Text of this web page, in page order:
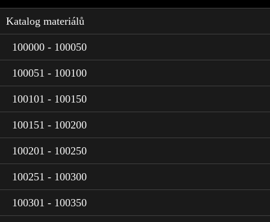
Katalog materiálů
100000 - 100050
100051 - 100100
100101 - 100150
100151 - 100200
100201 - 100250
100251 - 100300
100301 - 100350